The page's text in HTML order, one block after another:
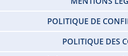
POLITIQUE DE
POLITIQUE DES